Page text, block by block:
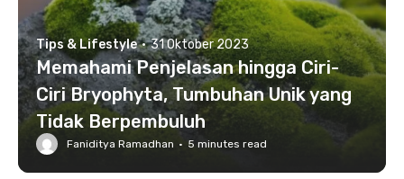
Tips & Lifestyle · 31 Oktober 2023
Memahami Penjelasan hingga Ciri-
Ciri Bryophyta, Tumbuhan Unik yang
Tidak Berpembuluh
Faniditya Ramadhan · 5 minutes read